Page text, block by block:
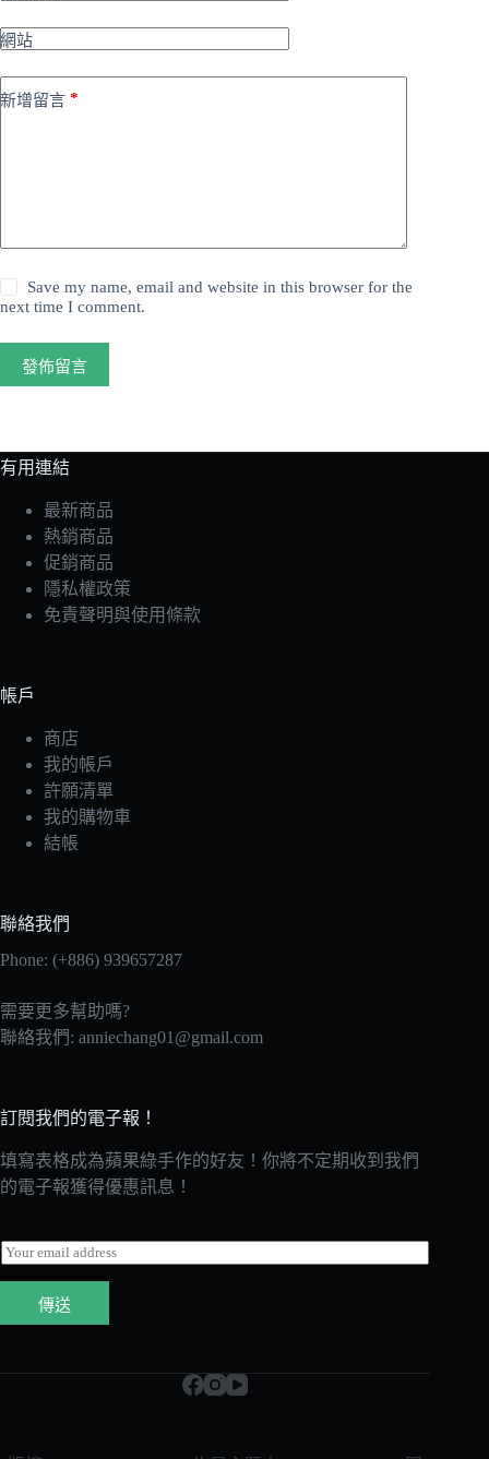
網站
新增留言 *
Save my name, email and website in this browser for the
next time I comment.
發佈留言
有用連結
最新商品
熱銷商品
促銷商品
隱私權政策
免責聲明與使用條款
帳戶
商店
我的帳戶
許願清單
我的購物車
結帳
聯絡我們
Phone: (+886) 939657287
需要更多幫助嗎?
聯絡我們: anniechang01@gmail.com
訂閱我們的電子報！
填寫表格成為蘋果綠手作的好友！你將不定期收到我們
的電子報獲得優惠訊息！
E
m
a
l
傳送